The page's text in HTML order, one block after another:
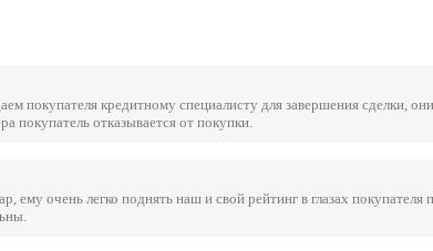
кредитному специалисту для завершения сделки,
покупатель отказывается от покупки.
ему очень легко поднять наш и свой рейтинг в глазах